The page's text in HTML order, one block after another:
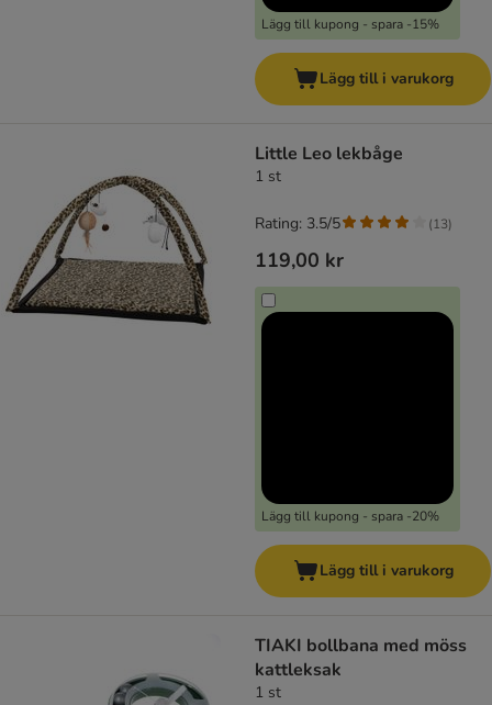
Lägg till kupong - spara -15%
Lägg till i varukorg
Little Leo lekbåge
1 st
119,00 kr
Lägg till kupong - spara -20%
Rating: 3.5/5 (13)
Lägg till i varukorg
TIAKI bollbana med möss
kattleksak
1 st